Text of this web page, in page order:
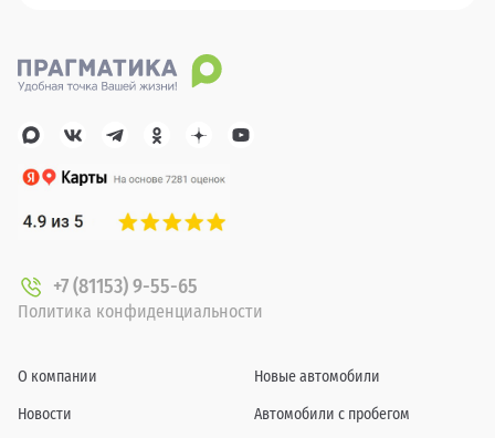
+7 (81153) 9-55-65
Политика конфиденциальности
О компании
Новости
Новые автомобили
Автомобили с пробегом